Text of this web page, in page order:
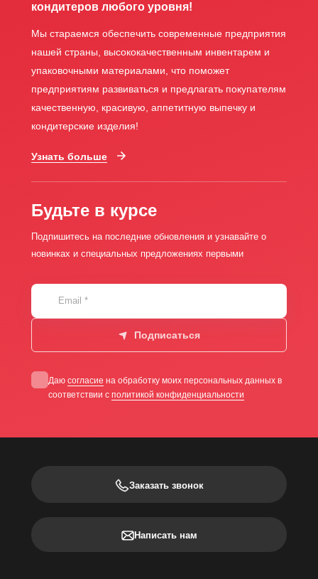
кондитеров любого уровня!
Мы стараемся обеспечить современные предприятия
нашей страны, высококачественным инвентарем и
упаковочными материалами, что поможет
предприятиям развиваться и предлагать покупателям
качественную, красивую, аппетитную выпечку и
кондитерские изделия!
Узнать больше
Будьте в курсе
Подпишитесь на последние обновления и узнавайте о
новинках и специальных предложениях первыми
Email *
Подписаться
Даю согласие на обработку моих персональных данных в
соответствии с политикой конфиденциальности
Заказать звонок
Написать нам